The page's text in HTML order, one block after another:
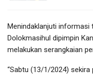
Menindaklanjuti informasi
Dolokmasihul dipimpin
melakukan serangkaian
“Sabtu (13/1/2024) sekira